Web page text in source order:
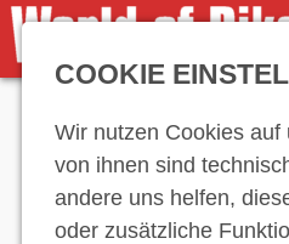
COOKIE
Wir nutzen Cookies
von ihnen sind
andere uns helfen,
oder zusätzliche